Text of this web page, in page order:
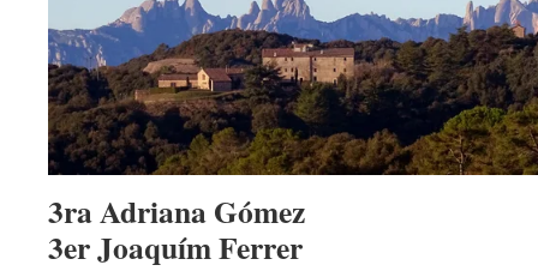
3ra Adriana Gómez
3er Joaquím Ferrer